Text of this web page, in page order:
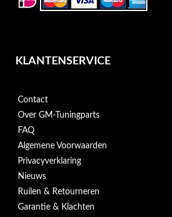
KLANTENSERVICE
Contact
Over GM-Tuningparts
FAQ
Algemene Voorwaarden
Privacyverklaring
Nieuws
Ruilen & Retourneren
Garantie & Klachten